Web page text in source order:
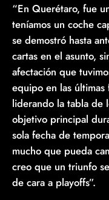
“En Querétaro, fue
teníamos un coche
se demostró hasta
cartas en el asunto,
afectación que
equipo en las últimas
liderando la tabla de
objetivo principal
sola fecha de
mucho que pueda
creo que un triunfo
de cara a playoffs”.